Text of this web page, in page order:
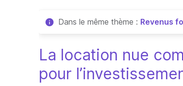
Dans le même thème : Revenus
La location nue
pour